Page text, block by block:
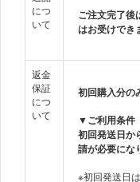
につ
いて
ご注文完了後
はお受けでき
返金
保証
につ
いて
初回購入分の
▼ご利用条件
初回発送日か
請が必要にな